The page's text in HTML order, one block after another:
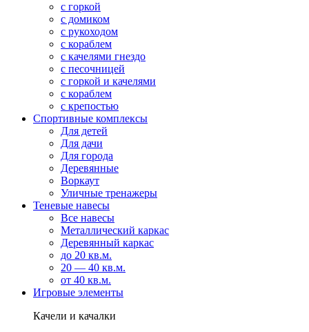
с горкой
с домиком
с рукоходом
с кораблем
с качелями гнездо
с песочницей
с горкой и качелями
с кораблем
с крепостью
Спортивные комплексы
Для детей
Для дачи
Для города
Деревянные
Воркаут
Уличные тренажеры
Теневые навесы
Все навесы
Металлический каркас
Деревянный каркас
до 20 кв.м.
20 — 40 кв.м.
от 40 кв.м.
Игровые элементы
Качели и качалки